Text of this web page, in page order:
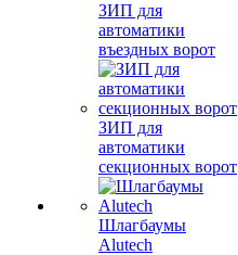
ЗИП для
автоматики
въездных ворот
ЗИП для
автоматики
секционных ворот
Шлагбаумы
Alutech